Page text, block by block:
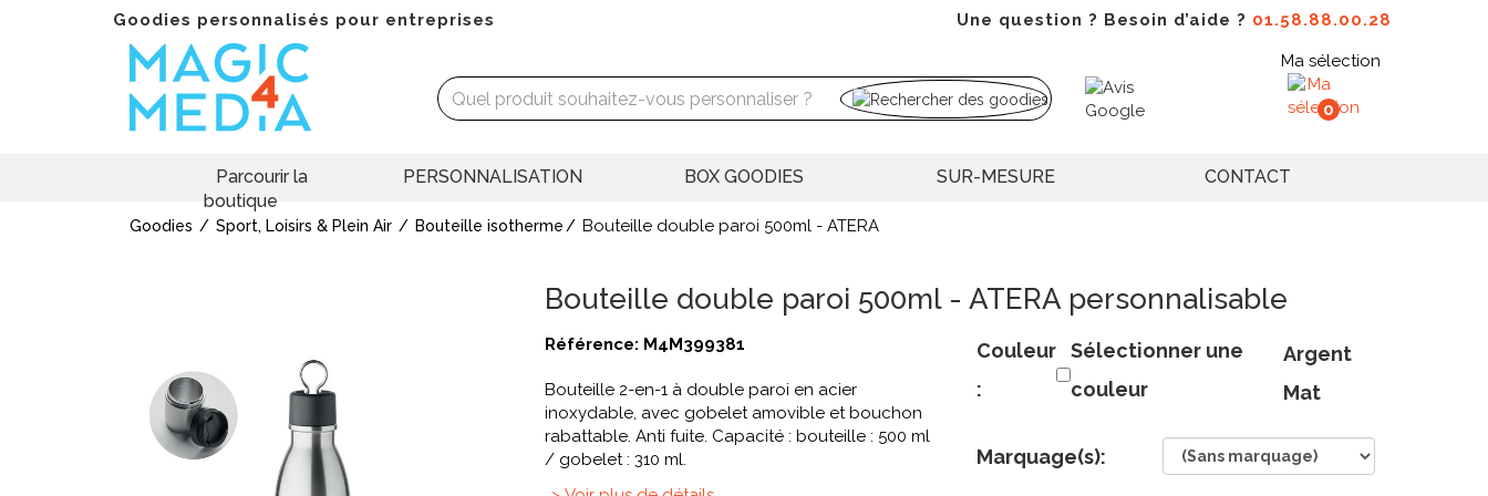
Goodies personnalisés pour entreprises Une question ? Besoin d’aide ? 01.58.88.00.28
Ma sélection
0
Parcourir la
boutique
PERSONNALISATION BOX GOODIES SUR-MESURE CONTACT
Goodies Sport, Loisirs & Plein Air Bouteille isotherme Bouteille double paroi 500ml - ATERA
Bouteille double paroi 500ml - ATERA personnalisable
Référence: M4M399381
Bouteille 2-en-1 à double paroi en acier
inoxydable, avec gobelet amovible et bouchon
rabattable. Anti fuite. Capacité : bouteille : 500 ml
/ gobelet : 310 ml.
Couleur
:
Sélectionner une
couleur
Argent
Mat
Marquage(s):